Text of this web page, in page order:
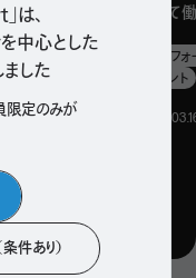
は、
中心とした
ました
限定のみが
件あり）
47
バーと隣り合って
オフィスビル
パフ
オフィスマネジメント
Facility, Style ,